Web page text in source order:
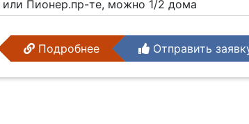
или Пионер.пр-те, можно 1/2 дома
Подробнее Отправить